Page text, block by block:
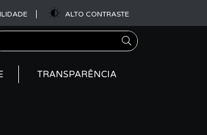
ALTO CONTRASTE
TRANSPARÊNCIA